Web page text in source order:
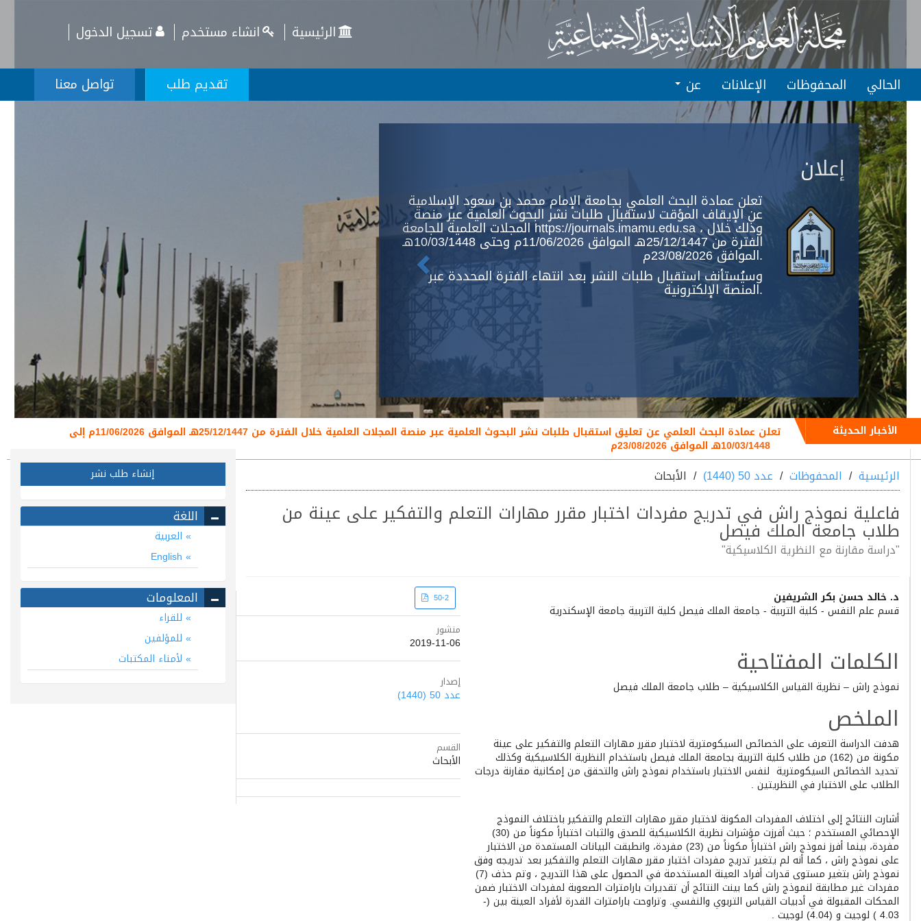
Quick
jump
to
page
content
Main
Navigation
Main
Content
Sidebar
الرئيسية انشاء مستخدم تسجيل الدخول
تقديم طلب تواصل معنا الحالي المحفوظات الإعلانات عن
إعلان
تعلن عمادة البحث العلمي بجامعة الإمام محمد بن سعود الإسلامية
عن الإيقاف المؤقت لاستقبال طلبات نشر البحوث العلمية عبر منصة
المجلات العلمية للجامعة https://journals.imamu.edu.sa ، وذلك خلال
الفترة من 25/12/1447هـ الموافق 11/06/2026م وحتى 10/03/1448هـ
الموافق 23/08/2026م.
وسيُستأنف استقبال طلبات النشر بعد انتهاء الفترة المحددة عبر
المنصة الإلكترونية.
Previous Next
الأخبار الحديثة تعلن عمادة البحث العلمي عن تعليق استقبال طلبات نشر البحوث العلمية عبر منصة المجلات العلمية خلال الفترة من 25/12/1447هـ الموافق 11/06/2026م إلى
10/03/1448هـ الموافق 23/08/2026م
الرئيسية المحفوظات عدد 50 (1440) الأبحاث
فاعلية نموذج راش في تدريج مفردات اختبار مقرر مهارات التعلم والتفكير على عينة من
طلاب جامعة الملك فيصل
"دراسة مقارنة مع النظرية الكلاسيكية"
Main
Article
Content
د. خالد حسن بكر الشريفين
قسم علم النفس - كلية التربية - جامعة الملك فيصل كلية التربية جامعة الإسكندرية
الكلمات المفتاحية
نموذج راش – نظرية القياس الكلاسيكية – طلاب جامعة الملك فيصل
الملخص
هدفت الدراسة التعرف على الخصائص السيكومترية لاختبار مقرر مهارات التعلم والتفكير على عينة
مكونة من (162) من طلاب كلية التربية بجامعة الملك فيصل باستخدام النظرية الكلاسيكية وكذلك
تحديد الخصائص السيكومترية لنفس الاختبار باستخدام نموذج راش والتحقق من إمكانية مقارنة درجات
الطلاب على الاختبار في النظريتين .
أشارت النتائج إلى اختلاف المفردات المكونة لاختبار مقرر مهارات التعلم والتفكير باختلاف النموذج
الإحصائي المستخدم ؛ حيث أفرزت مؤشرات نظرية الكلاسيكية للصدق والثبات اختباراً مكوناً من (30)
مفردة، بينما أفرز نموذج راش اختباراً مكوناً من (23) مفردة، وانطبقت البيانات المستمدة من الاختبار
على نموذج راش ، كما أنه لم يتغير تدريج مفردات اختبار مقرر مهارات التعلم والتفكير بعد تدريجه وفق
نموذج راش بتغير مستوى قدرات أفراد العينة المستخدمة في الحصول على هذا التدريج ، وتم حذف (7)
مفردات غير مطابقة لنموذج راش كما بينت النتائج أن تقديرات بارامترات الصعوبة لمفردات الاختبار ضمن
المحكات المقبولة في أدبيات القياس التربوي والنفسي. وتراوحت بارامترات القدرة لأفراد العينة بين (-
4.03 ) لوجيت و (4.04) لوجيت .
Article
Sidebar
50-2
منشور
2019-11-06
إصدار
عدد 50 (1440)
القسم
الأبحاث
إنشاء طلب نشر
اللغة
العربية
المعلومات
للقراء
للمؤلفين
لأمناء المكتبات